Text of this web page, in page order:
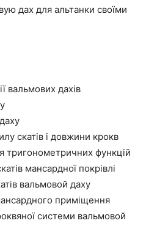
дах для альтанки своїми
вальмових дахів
скатів і довжини крокв
тригонометричних функцій
мансардної покрівлі
вальмовой даху
приміщення
системи вальмовой